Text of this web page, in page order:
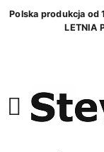
Polska produkcja od
LETNIA